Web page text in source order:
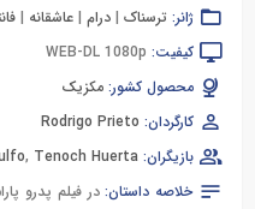
ژانر: ترسناک | درام | عاشقانه |
کیفیت: WEB-DL 1080p
محصول کشور: مکزیک
کارگردان: Rodrigo Prieto
بازیگران:
, Tenoch Huerta
خلاصه داستان:در فیلم پدرو